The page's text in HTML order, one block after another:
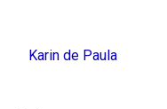
Karin de Paula